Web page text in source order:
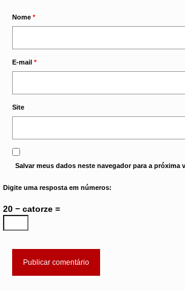
Nome *
E-mail *
Site
Salvar meus dados neste navegador para a próxima
Digite uma resposta em números:
20 − catorze =